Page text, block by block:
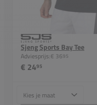
Sjeng Sports Bay Tee
Adviesprijs:€ 3695
€ 2495